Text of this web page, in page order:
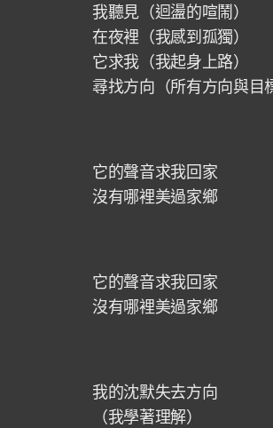
我聽見（迴盪的喧鬧）
在夜裡（我感到孤獨）
它求我（我起身上路）
尋找方向（所有方向與目
它的聲音求我回家
沒有哪裡美過家鄉
它的聲音求我回家
沒有哪裡美過家鄉
我的沈默失去方向
（我學著理解）